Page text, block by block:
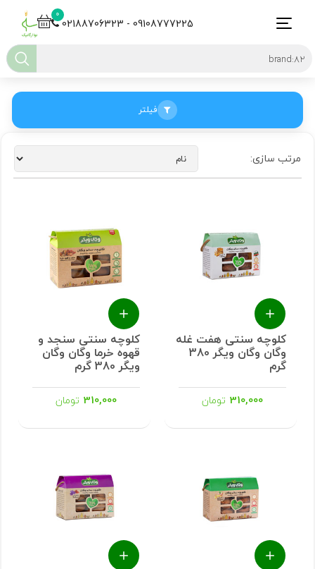
0
02188706323 - 09108777225
فیلتر
مرتب سازی:
کلوچه سنتی هفت غله
وگان وگان ویگر 380
گرم
310,000 تومان
کلوچه سنتی سنجد و
قهوه خرما وگان وگان
ویگر 380 گرم
310,000 تومان